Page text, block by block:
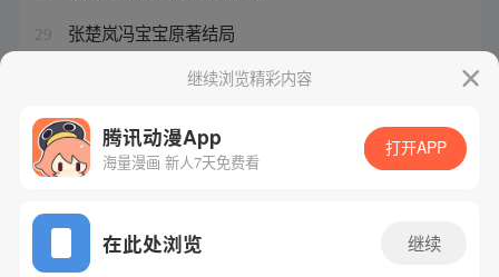
29 张楚岚冯宝宝原著结局
涂山红红最开始喜欢谁继续浏览精彩内容
腾讯动漫App
海量漫画 新人7天免费看
打开APP
在此处浏览 继续
网站备案/许可证号：粤B2-20090059-5
Copyright©1998 - 2026 Tencent. All Rights Reserved